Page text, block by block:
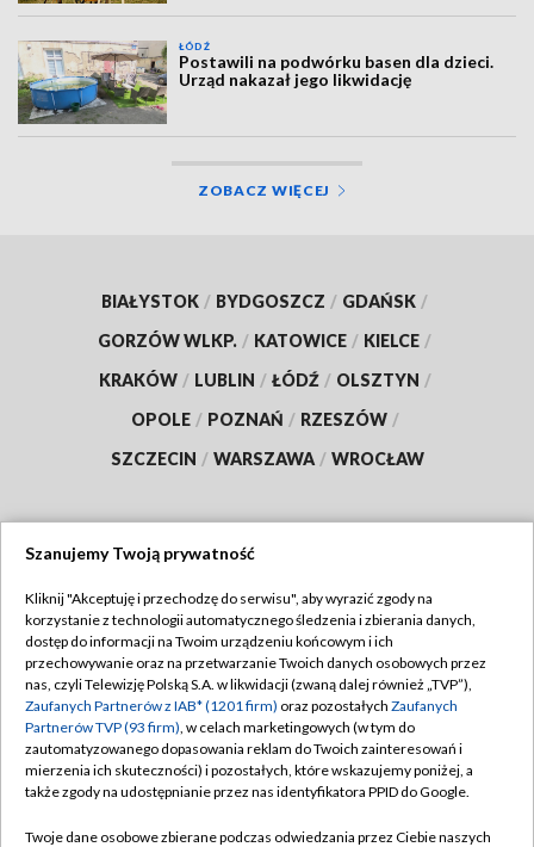
ŁÓDŹ
Postawili na podwórku basen dla dzieci.
Urząd nakazał jego likwidację
ZOBACZ WIĘCEJ
BIAŁYSTOK / BYDGOSZCZ / GDAŃSK /
GORZÓW WLKP. / KATOWICE / KIELCE /
KRAKÓW / LUBLIN / ŁÓDŹ / OLSZTYN /
OPOLE / POZNAŃ / RZESZÓW /
SZCZECIN / WARSZAWA / WROCŁAW
TVP
Abonament TVP
Emisja w TVP
Centrum informacji TVP
Naziemna Telewizja Cyfrowa
Regulamin TVP
Polityka prywatności
Moje zgody
Pomoc
Szanujemy Twoją prywatność
Kliknij "Akceptuję i przechodzę do serwisu", aby wyrazić zgody na
korzystanie z technologii automatycznego śledzenia i zbierania danych,
dostęp do informacji na Twoim urządzeniu końcowym i ich
przechowywanie oraz na przetwarzanie Twoich danych osobowych przez
nas, czyli Telewizję Polską S.A. w likwidacji (zwaną dalej również „TVP”),
Zaufanych Partnerów z IAB* (1201 firm) oraz pozostałych Zaufanych
Partnerów TVP (93 firm), w celach marketingowych (w tym do
zautomatyzowanego dopasowania reklam do Twoich zainteresowań i
mierzenia ich skuteczności) i pozostałych, które wskazujemy poniżej, a
także zgody na udostępnianie przez nas identyfikatora PPID do Google.
Twoje dane osobowe zbierane podczas odwiedzania przez Ciebie naszych